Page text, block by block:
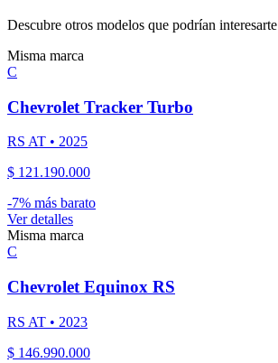
Descubre otros modelos que podrían interesarte
Misma marca
C
Chevrolet Tracker Turbo
RS AT • 2025
$ 121.190.000
-7% más barato
Ver detalles
Misma marca
C
Chevrolet Equinox RS
RS AT • 2023
$ 146.990.000